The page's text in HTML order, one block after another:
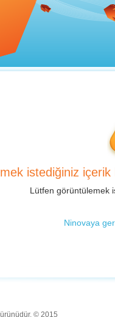
istediğiniz içerik
Lütfen görüntülemek
Ninovaya
© 2015